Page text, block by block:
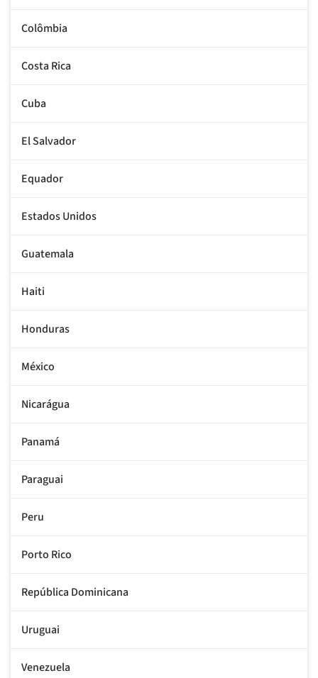
Colômbia
Costa Rica
Cuba
El Salvador
Equador
Estados Unidos
Guatemala
Haiti
Honduras
México
Nicarágua
Panamá
Paraguai
Peru
Porto Rico
República Dominicana
Uruguai
Venezuela